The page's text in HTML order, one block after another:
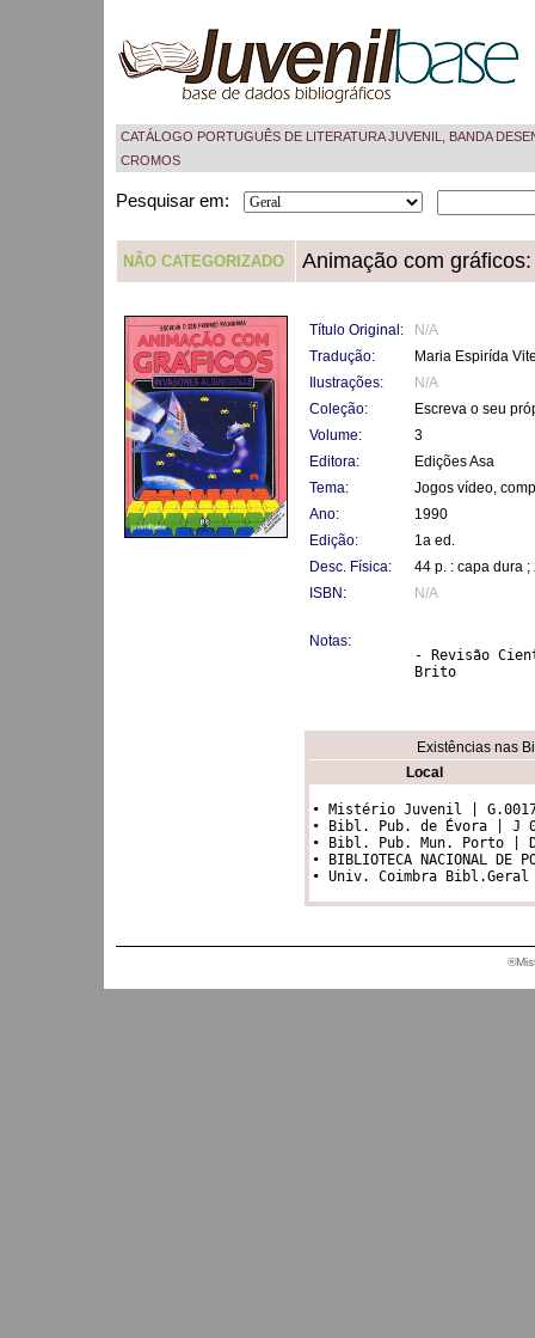
CATÁLOGO PORTUGUÊS DE LITERATURA JUVENIL, BANDA
CROMOS
Pesquisar em:
NÃO CATEGORIZADO Animação com
Título Original:
N/A
Tradução:
Maria Espirída
Ilustrações:
N/A
Coleção:
Escreva o seu
Volume:
3
Editora:
Edições Asa
Tema:
Jogos vídeo,
Ano:
1990
Edição:
1a ed.
Desc. Física:
44 p. : capa dura ;
ISBN:
N/A
Notas:
- Revisão
Brito
Existências nas
Local
• Mistério Juvenil |
• Bibl. Pub. de Évora | J
• Bibl. Pub. Mun. Porto |
• BIBLIOTECA NACIONAL